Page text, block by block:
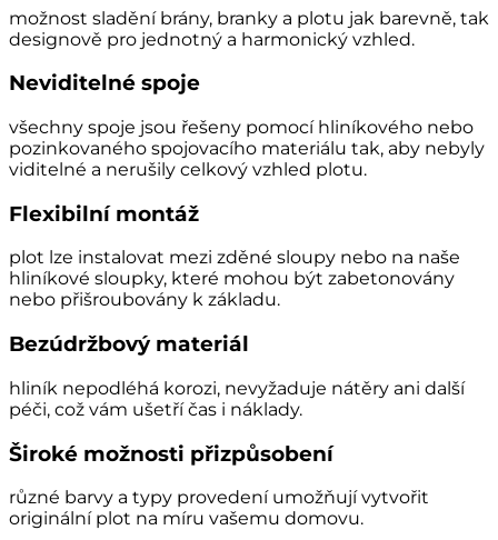
možnost sladění brány, branky a plotu jak barevně, tak
designově pro jednotný a harmonický vzhled.
Neviditelné spoje
všechny spoje jsou řešeny pomocí hliníkového nebo
pozinkovaného spojovacího materiálu tak, aby nebyly
viditelné a nerušily celkový vzhled plotu.
Flexibilní montáž
plot lze instalovat mezi zděné sloupy nebo na naše
hliníkové sloupky, které mohou být zabetonovány
nebo přišroubovány k základu.
Bezúdržbový materiál
hliník nepodléhá korozi, nevyžaduje nátěry ani další
péči, což vám ušetří čas i náklady.
Široké možnosti přizpůsobení
různé barvy a typy provedení umožňují vytvořit
originální plot na míru vašemu domovu.